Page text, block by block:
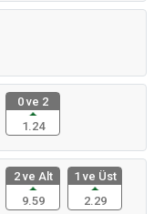
0 ve 2
1.24
2 ve Alt
9.59
1 ve Üst
2.29